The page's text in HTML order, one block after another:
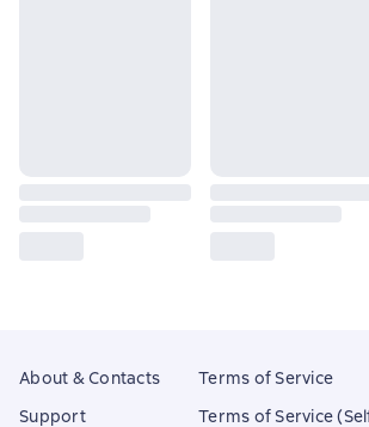
About & Contacts
Support
Terms of Service
Terms of Service